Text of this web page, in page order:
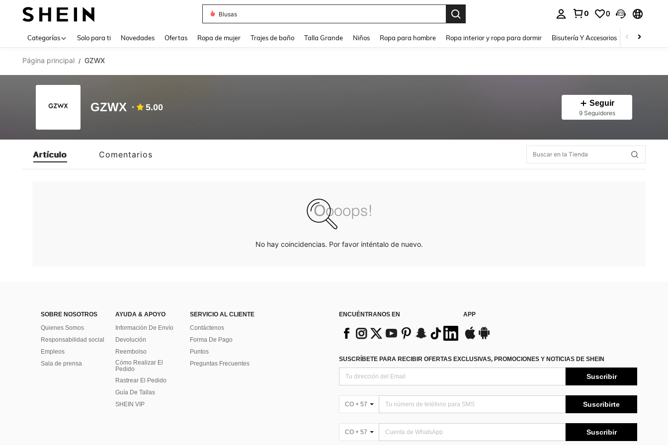
Blusas
0 0
Categorías Solo para ti Novedades Ofertas Ropa de mujer Trajes de baño Talla Grande Niños Ropa para hombre Ropa interior y ropa para dormir Bisutería Y Accesorios Zapatos
Página principal / GZWX
GZWX 5.00 Seguir
9 Seguidores
Artículo Comentarios
No hay coincidencias. Por favor inténtalo de nuevo.
SOBRE NOSOTROS
Quienes Somos
Responsabilidad social
Empleos
Sala de prensa
AYUDA & APOYO
Información De Envío
Devolución
Reembolso
Cómo Realizar El
Pedido
Rastrear El Pedido
Guía De Tallas
SHEIN VIP
SERVICIO AL CLIENTE
Contáctenos
Forma De Pago
Puntos
Preguntas Frecuentes
ENCUÉNTRANOS EN APP
SUSCRÍBETE PARA RECIBIR OFERTAS EXCLUSIVAS, PROMOCIONES Y NOTICIAS DE SHEIN
Suscribir
CO + 57 Suscribirte
CO + 57 Suscribir